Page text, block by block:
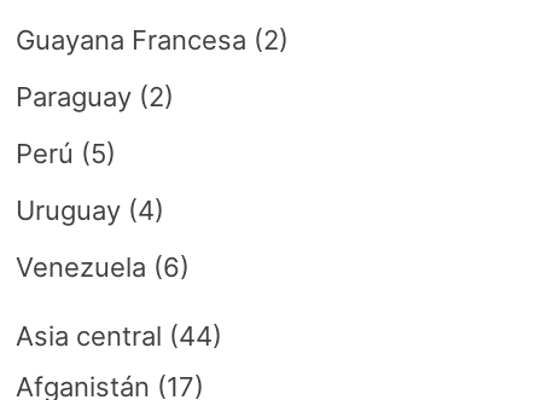
Guayana Francesa (2)
Paraguay(2)
Perú (5)
Uruguay(4)
Venezuela (6)
Asia central (44)
Afganistán (17)